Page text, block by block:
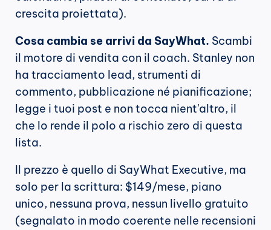
crescita proiettata).
Cosa cambia se arrivi da SayWhat. Scambi
il motore di vendita con il coach. Stanley non
ha tracciamento lead, strumenti di
commento, pubblicazione né pianificazione;
legge i tuoi post e non tocca nient'altro, il
che lo rende il polo a rischio zero di questa
lista.
Il prezzo è quello di SayWhat Executive, ma
solo per la scrittura: $149/mese, piano
unico, nessuna prova, nessun livello gratuito
(segnalato in modo coerente nelle recensioni